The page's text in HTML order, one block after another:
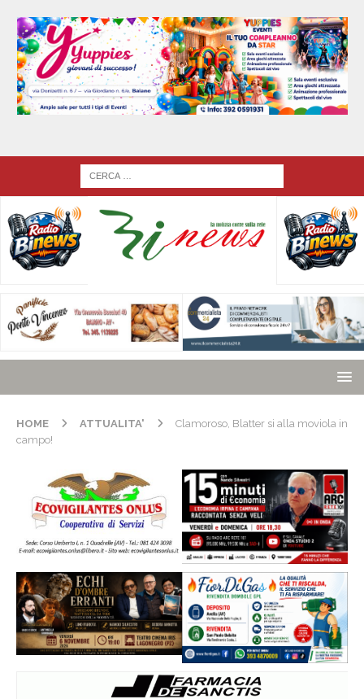
HOME ATTUALITA'
Clamoroso, Blatter si alla moviola in
campo!